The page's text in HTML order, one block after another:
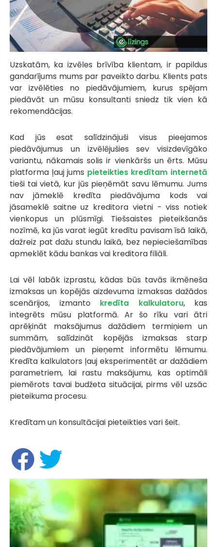
Uzskatām, ka izvēles brīvība klientam, ir papildus
gandarījums mums par paveikto darbu. Klients pats
var izvēlēties no piedāvājumiem, kurus spējam
piedāvāt un mūsu konsultanti sniedz tik vien kā
rekomendācijas.
Kad jūs esat salīdzinājuši visus pieejamos
piedāvājumus un izvēlējušies sev visizdevīgāko
variantu, nākamais solis ir vienkāršs un ērts. Mūsu
platforma ļauj jums pieteikties kredītam internetā
tieši tai vietā, kur jūs pieņēmāt savu lēmumu. Jums
nav jāmeklē kredīta piedāvājuma kods vai
jāsameklē saitne uz kreditora vietni - viss notiek
vienkopus un plūsmīgi. Tiešsaistes pieteikšanās
nozīmē, ka jūs varat iegūt kredītu pavisam īsā laikā,
dažreiz pat dažu stundu laikā, bez nepieciešamības
apmeklēt kādu bankas vai kreditora filiāli.
Lai vēl labāk izprastu, kādas būs tavās ikmēneša
izmaksas un kopējās aizdevuma izmaksas dažādos
scenārijos, izmanto kredīta kalkulatoru, kas
integrēts mūsu platformā. Ar šo rīku vari ātri
aprēķināt maksājumus dažādiem termiņiem un
summām, salīdzināt kopējās izmaksas starp
piedāvājumiem un pieņemt informētu lēmumu.
Kredīta kalkulators ļauj eksperimentēt ar dažādiem
parametriem, lai rastu maksājumu, kas optimāli
piemērots tavai budžeta situācijai, pirms vēl uzsāc
pieteikuma procesu.
Kredītam un konsultācijai pieteikties vari šeit.